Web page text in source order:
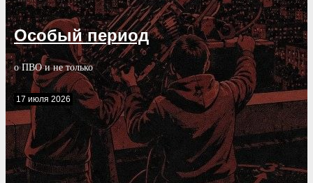
Особый период
о ПВО и не только
17 июля 2026